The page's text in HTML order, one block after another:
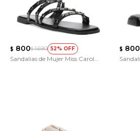
$ 800$ 1.690 52
Sandalias de Mujer Miss Carol
$ 800